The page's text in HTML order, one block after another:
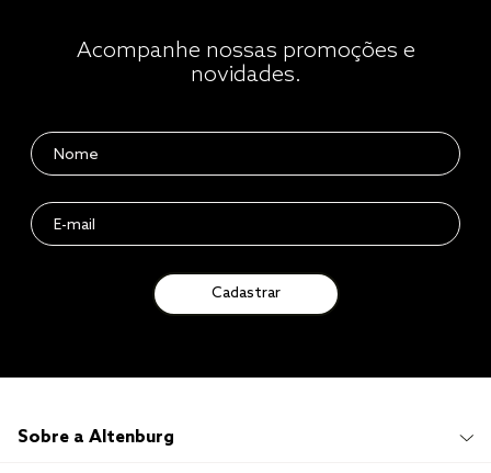
Acompanhe nossas promoções e
novidades.
Cadastrar
Sobre a Altenburg